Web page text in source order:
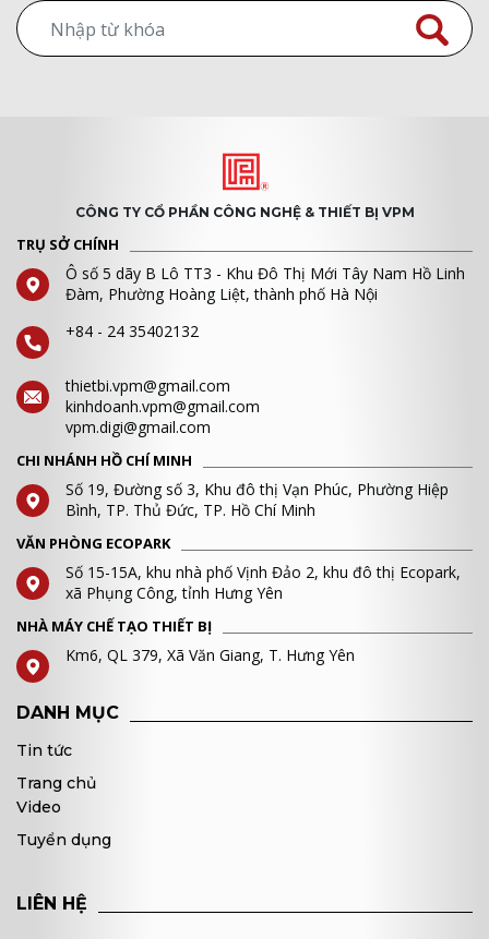
CÔNG TY CỔ PHẦN CÔNG NGHỆ & THIẾT BỊ VPM
TRỤ SỞ CHÍNH
Ô số 5 dãy B Lô TT3 - Khu Đô Thị Mới Tây Nam Hồ Linh
Đàm, Phường Hoàng Liệt, thành phố Hà Nội
+84 - 24 35402132
thietbi.vpm@gmail.com
kinhdoanh.vpm@gmail.com
vpm.digi@gmail.com
CHI NHÁNH HỒ CHÍ MINH
Số 19, Đường số 3, Khu đô thị Vạn Phúc, Phường Hiệp
Bình, TP. Thủ Đức, TP. Hồ Chí Minh
VĂN PHÒNG ECOPARK
Số 15-15A, khu nhà phố Vịnh Đảo 2, khu đô thị Ecopark,
xã Phụng Công, tỉnh Hưng Yên
NHÀ MÁY CHẾ TẠO THIẾT BỊ
Km6, QL 379, Xã Văn Giang, T. Hưng Yên
DANH MỤC
Tin tức
Trang chủ
Video
Tuyển dụng
LIÊN HỆ